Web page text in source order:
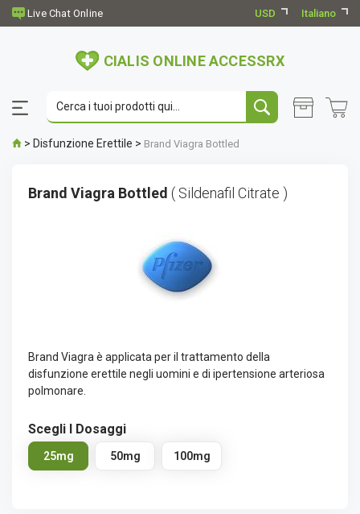
USD Italiano
CIALIS ONLINE ACCESSRX
> Disfunzione Erettile > Brand Viagra Bottled
Brand Viagra Bottled ( Sildenafil Citrate )
Brand Viagra è applicata per il trattamento della
disfunzione erettile negli uomini e di ipertensione arteriosa
polmonare.
Scegli I Dosaggi
25mg 50mg 100mg